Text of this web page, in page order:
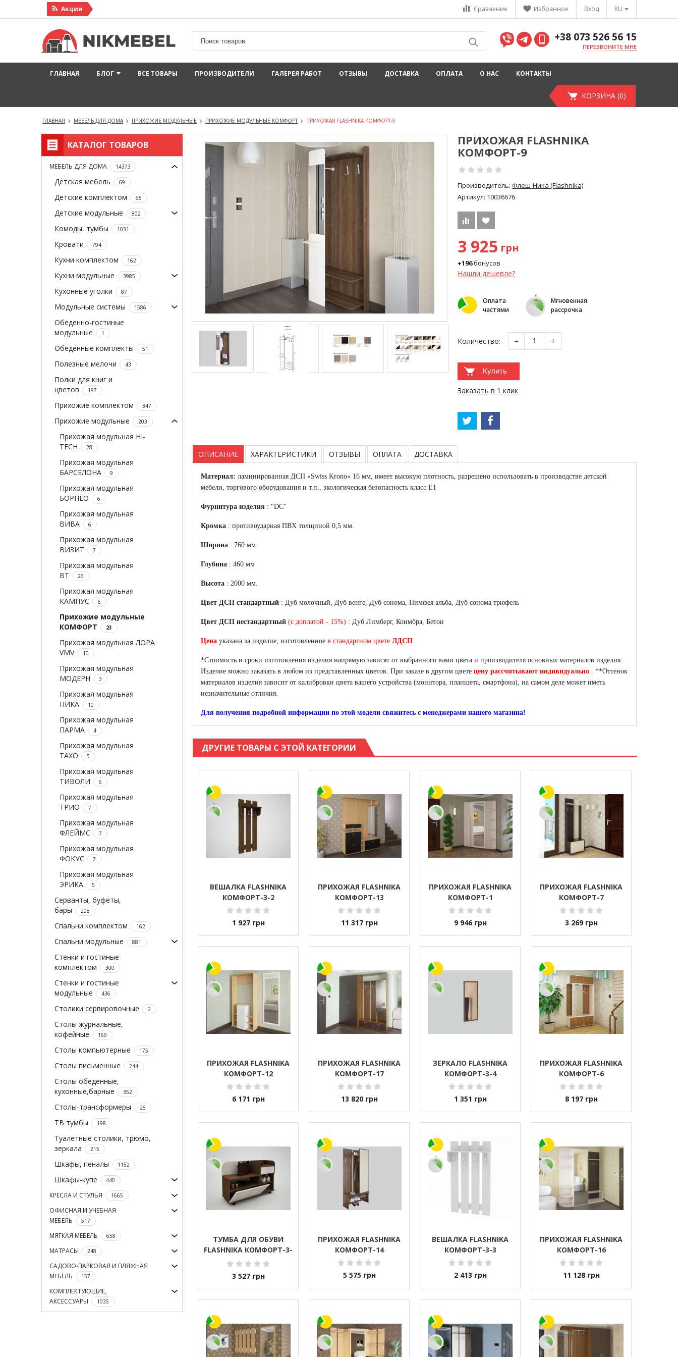
Акции RU
Вход
Избранное
Сравнение
+38 073 526 56 15
ПЕРЕЗВОНИТЕ МНЕ
ГЛАВНАЯ БЛОГ ВСЕ ТОВАРЫ ПРОИЗВОДИТЕЛИ ГАЛЕРЕЯ РАБОТ ОТЗЫВЫ ДОСТАВКА ОПЛАТА О НАС КОНТАКТЫ
КОРЗИНА (0)
ГЛАВНАЯ МЕБЕЛЬ ДЛЯ ДОМА ПРИХОЖИЕ МОДУЛЬНЫЕ ПРИХОЖИЕ МОДУЛЬНЫЕ КОМФОРТ ПРИХОЖАЯ FLASHNIKA КОМФОРТ-9
КАТАЛОГ ТОВАРОВ
МЕБЕЛЬ ДЛЯ ДОМА 14373
Детская мебель 69
Детские комплектом 65
Детские модульные 802
Комоды, тумбы 1031
Кровати 794
Кухни комплектом 162
Кухни модульные 3985
Кухонные уголки 87
Модульные системы 1586
Обеденно-гостиные
модульные
1
Обеденные комплекты 51
Полезные мелочи 43
Полки для книг и
цветов
187
Прихожие комплектом 347
Прихожие модульные 203
Прихожая модульная HI-
TECH
28
Прихожая модульная
БАРСЕЛОНА
9
Прихожая модульная
БОРНЕО
6
Прихожая модульная
ВИВА
6
Прихожая модульная
ВИЗИТ
7
Прихожая модульная
ВТ
26
Прихожая модульная
КАМПУС
6
Прихожие модульные
КОМФОРТ
23
Прихожая модульная ЛОРА
VMV
10
Прихожая модульная
МОДЕРН
3
Прихожая модульная
НИКА
10
Прихожая модульная
ПАРМА
4
Прихожая модульная
ТАХО
5
Прихожая модульная
ТИВОЛИ
6
Прихожая модульная
ТРИО
7
Прихожая модульная
ФЛЕЙМС
7
Прихожая модульная
ФОКУС
7
Прихожая модульная
ЭРИКА
5
Серванты, буфеты,
бары
208
Спальни комплектом 162
Спальни модульные 881
Стенки и гостиные
комплектом
300
Стенки и гостиные
модульные
436
Столики сервировочные 2
Столы журнальные,
кофейные
169
Столы компьютерные 175
Столы письменные 244
Столы обеденные,
кухонные,барные
352
Столы-трансформеры 26
ТВ тумбы 198
Туалетные столики, трюмо,
зеркала
215
Шкафы, пеналы 1152
Шкафы-купе 440
КРЕСЛА И СТУЛЬЯ 1665
ОФИСНАЯ И УЧЕБНАЯ
МЕБЕЛЬ
517
МЯГКАЯ МЕБЕЛЬ 658
МАТРАСЫ 248
САДОВО-ПАРКОВАЯ И ПЛЯЖНАЯ
МЕБЕЛЬ
157
КОМПЛЕКТУЮЩИЕ,
АКСЕССУАРЫ
1035
ПРИХОЖАЯ FLASHNIKA
КОМФОРТ-9
Производитель: Флеш-Ника (Flashnika)
Артикул: 10036676
3 925 грн
+196бонусов
Нашли дешевле?
Оплата
частями
Мгновенная
рассрочка
Количество: − +
Купить
Заказать в 1 клик
ОПИСАНИЕ ХАРАКТЕРИСТИКИ ОТЗЫВЫ ОПЛАТА ДОСТАВКА
Материал: ламинированная ДСП «Swiss Krono» 16 мм, имеет высокую плотность, разрешено использовать в производстве детской
мебели, торгового оборудования и т.п., экологическая безопасность класс Е1
Фурнитура изделия : "DC"
Кромка : противоударная ПВХ толщиной 0,5 мм.
Ширина : 760 мм.
Глубина : 460 мм
Высота : 2000 мм.
Цвет ДСП стандартный : Дуб молочный, Дуб венге, Дуб сонома, Нимфея альба, Дуб сонома трюфель
Цвет ДСП нестандартный (с доплатой - 15%) : Дуб Лимберг, Коимбра, Бетон
Цена указана за изделие, изготовленное в стандартном цвете ЛДСП
*Стоимость и сроки изготовления изделия напрямую зависят от выбранного вами цвета и производителя основных материалов изделия.
Изделие можно заказать в любом из представленных цветов. При заказе в другом цвете цену рассчитывают индивидуально . **Оттенок
материалов изделия зависит от калибровки цвета вашего устройства (монитора, планшета, смартфона), на самом деле может иметь
незначительные отличия.
Для получения подробной информации по этой модели свяжитесь с менеджерами нашего магазина!
ДРУГИЕ ТОВАРЫ С ЭТОЙ КАТЕГОРИИ
ВЕШАЛКА FLASHNIKA
КОМФОРТ-3-2
1 927 грн
ПРИХОЖАЯ FLASHNIKA
КОМФОРТ-13
11 317 грн
ПРИХОЖАЯ FLASHNIKA
КОМФОРТ-1
9 946 грн
ПРИХОЖАЯ FLASHNIKA
КОМФОРТ-7
3 269 грн
ПРИХОЖАЯ FLASHNIKA
КОМФОРТ-12
6 171 грн
ПРИХОЖАЯ FLASHNIKA
КОМФОРТ-17
13 820 грн
ЗЕРКАЛО FLASHNIKA
КОМФОРТ-3-4
1 351 грн
ПРИХОЖАЯ FLASHNIKA
КОМФОРТ-6
8 197 грн
ТУМБА ДЛЯ ОБУВИ
FLASHNIKA КОМФОРТ-3-
1
3 527 грн
ПРИХОЖАЯ FLASHNIKA
КОМФОРТ-14
5 575 грн
ВЕШАЛКА FLASHNIKA
КОМФОРТ-3-3
2 413 грн
ПРИХОЖАЯ FLASHNIKA
КОМФОРТ-16
11 128 грн